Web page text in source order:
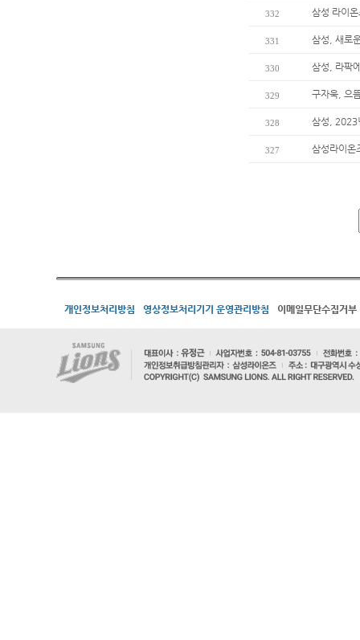
332 삼성 라이
331 삼성, 새로
330 삼성, 라팍
329 구자욱, 으
328 삼성, 2023
327 삼성라이온
개인정보처리방침 영상정보처리기기 운영관리방침 이메일무단수집거부